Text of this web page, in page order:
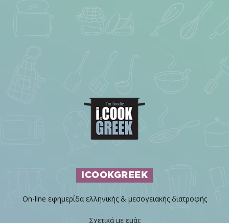
ICOOKGREEK
On-line εφημερίδα ελληνικής & μεσογειακής διατροφής
Σχετικά με εμάς